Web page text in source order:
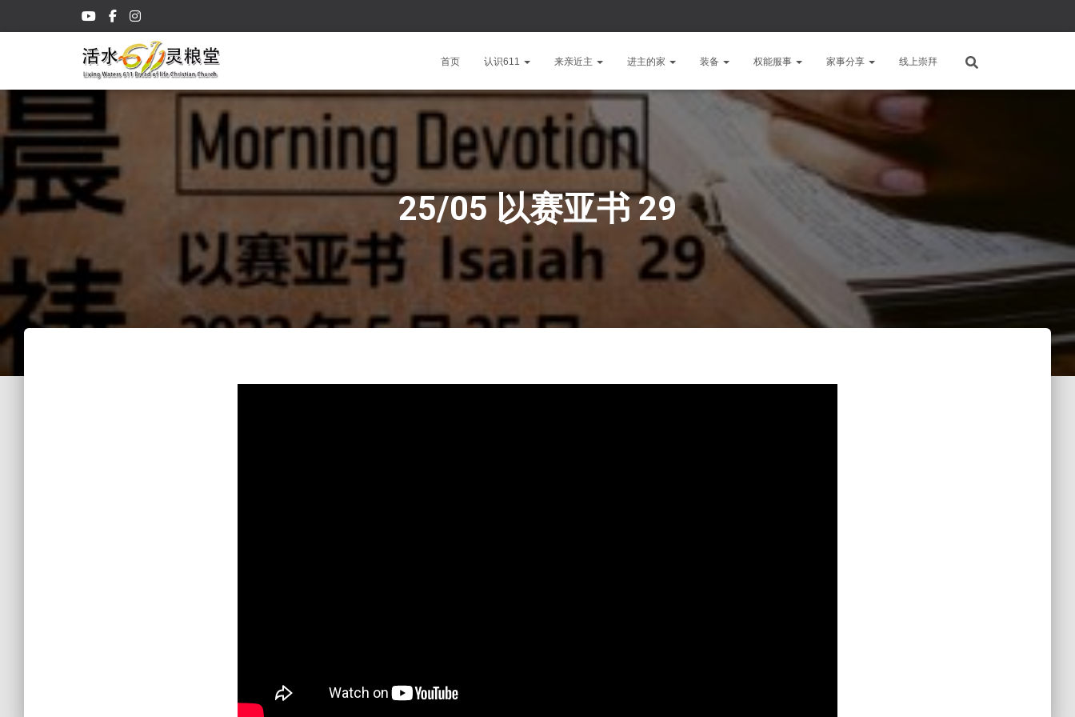
首页 认识611 来亲近主 进主的家 装备 权能服事 家事分享 线上崇拜
25/05 以赛亚书 29